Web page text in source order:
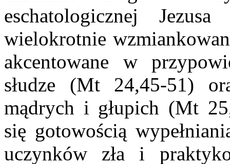
eschatologicznej
wielokrotnie
akcentowane w
słudze (Mt 24,45-51)
mądrych i głupich (Mt
się gotowością
uczynków zła i